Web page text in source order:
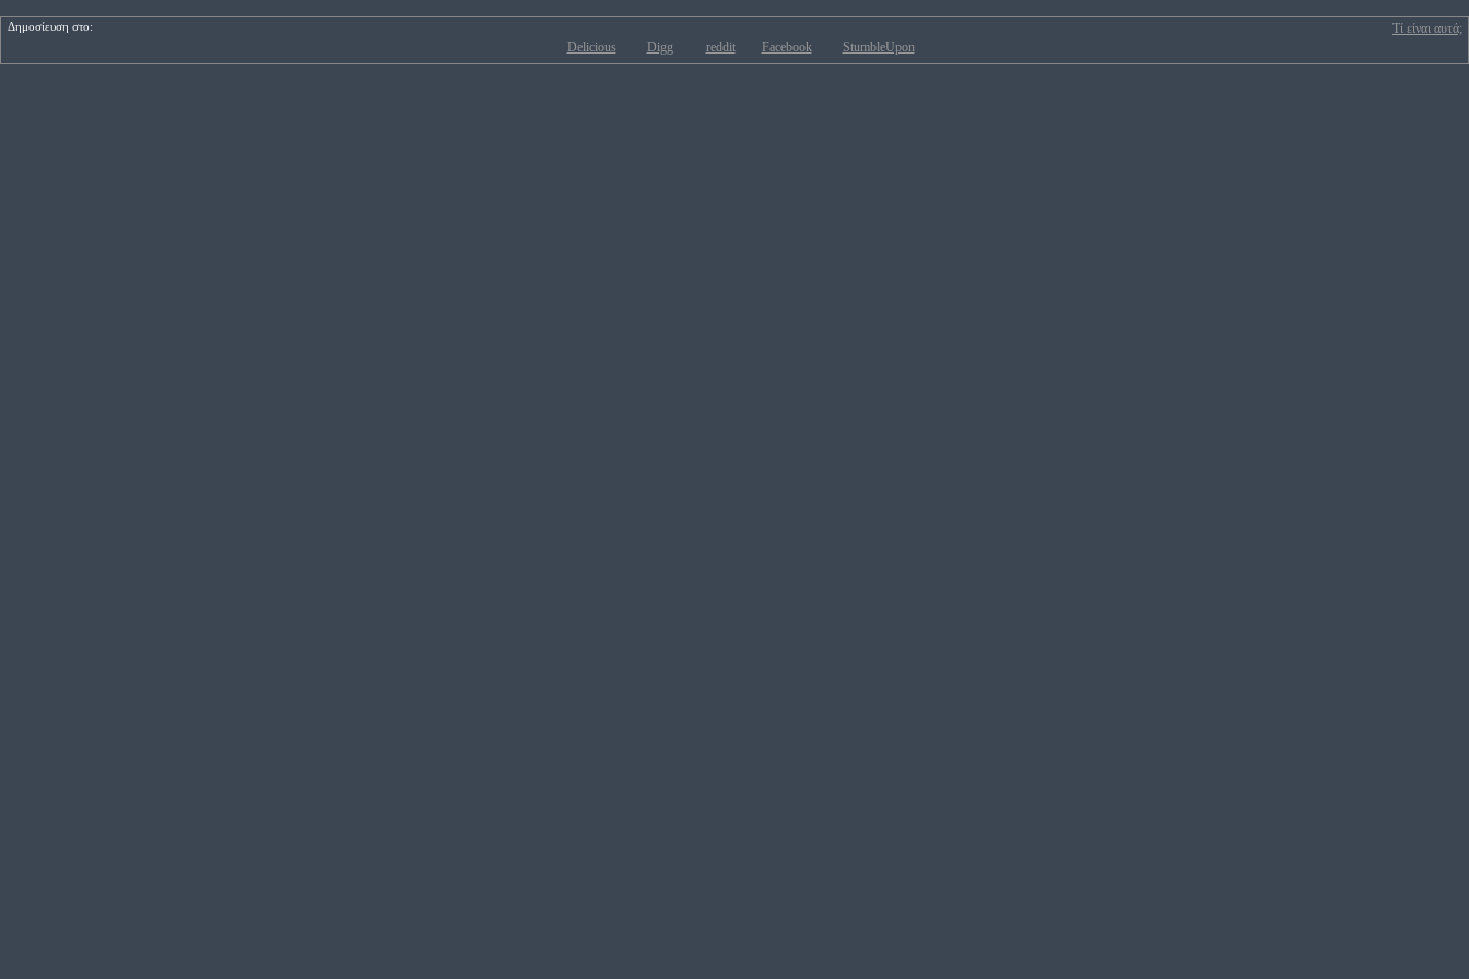
Δημοσίευση στο:
Delicious Digg reddit Facebook StumbleUpon
Τί είναι αυτά;